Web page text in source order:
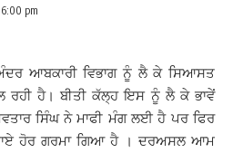
pm
ਆਬਕਾਰੀ ਵਿਭਾਗ ਨੂੰ ਲੈ ਕੇ ਸਿਆਸਤ
ਰਹੀ ਹੈ। ਬੀਤੀ ਕੱਲ੍ਹ ਇਸ ਨੂੰ ਲੈ ਕੇ ਭਾਵੇਂ
ਸਿੰਘ ਨੇ ਮਾਫੀ ਮੰਗ ਲਈ ਹੈ ਪਰ ਫਿਰ
ਹੋਰ ਗਰਮਾ ਗਿਆ ਹੈ । ਦਰਅਸਲ ਆਮ